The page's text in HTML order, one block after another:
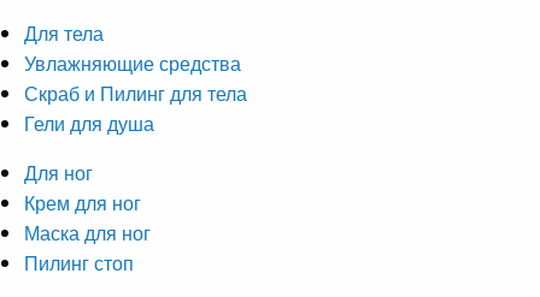
Для тела
Увлажняющие средства
Скраб и Пилинг для тела
Гели для душа
Для ног
Крем для ног
Маска для ног
Пилинг стоп